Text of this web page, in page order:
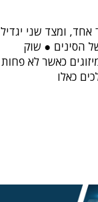
ומצד שני יגדיל
הסינים ● שוק
כאשר לא פחות
כאלו